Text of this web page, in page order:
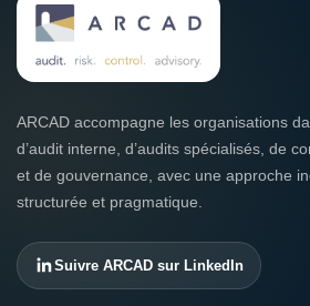
ARCAD accompagne les organisations
d’audit interne, d’audits spécialisés, de
et de gouvernance, avec une approche
structurée et pragmatique.
Suivre ARCAD sur LinkedIn